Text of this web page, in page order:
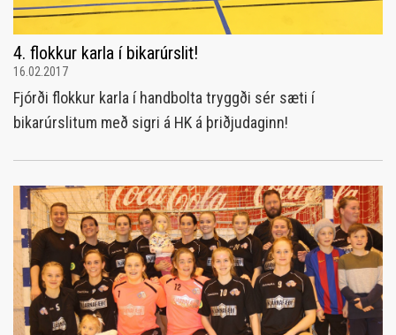
4. flokkur karla í bikarúrslit!
16.02.2017
Fjórði flokkur karla í handbolta tryggði sér sæti í
bikarúrslitum með sigri á HK á þriðjudaginn!